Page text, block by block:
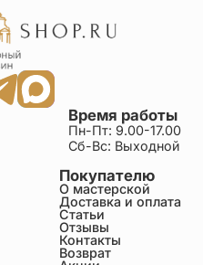
Покупателю
О мастерской
Доставка и оплата
Статьи
Отзывы
Контакты
Возврат
Время работы
Пн-Пт: 9.00-17.00
Сб-Вс: Выходной